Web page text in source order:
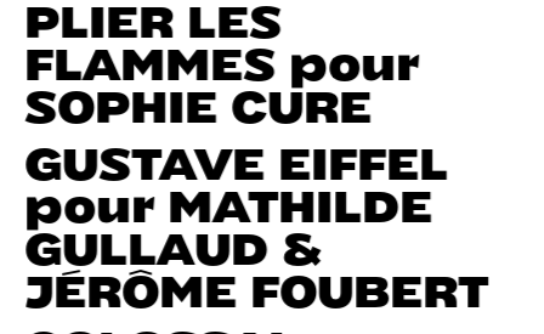
PLIER LES
FLAMMES pour
SOPHIE CURE
GUSTAVE EIFFEL
pour MATHILDE
GULLAUD &
JÉRÔME FOUBERT